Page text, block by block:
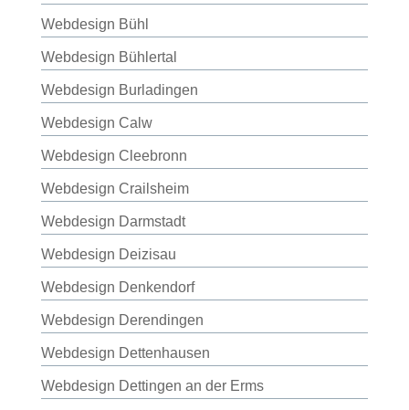
Webdesign Bühl
Webdesign Bühlertal
Webdesign Burladingen
Webdesign Calw
Webdesign Cleebronn
Webdesign Crailsheim
Webdesign Darmstadt
Webdesign Deizisau
Webdesign Denkendorf
Webdesign Derendingen
Webdesign Dettenhausen
Webdesign Dettingen an der Erms